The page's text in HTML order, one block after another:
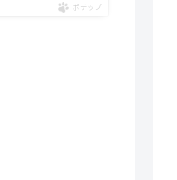
ポチップ